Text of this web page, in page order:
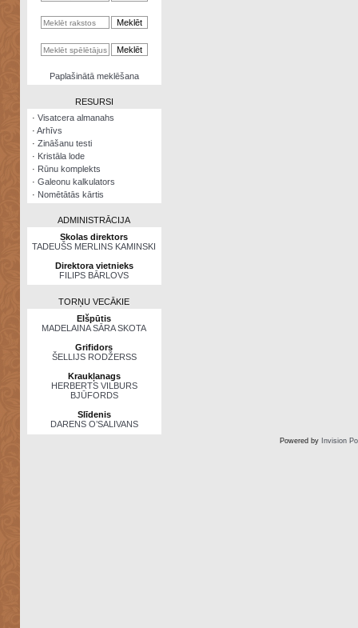
kalkulators
NomētātāsPaplašinātā meklēšana
RESURSI
· Visatcera almanahs
· Arhīvs
· Zināšanu testi
· Kristāla lode
· Rūnu komplekts
· Galeonu kalkulators
· Nomētātās kārtis
ADMINISTRĀCIJA
Skolas direktors
TADEUŠS MERLINS KAMINSKI
Direktora vietnieks
FILIPS BĀRLOVS
TORŅU VECĀKIE
Elšpūtis
MADELAINA SĀRA SKOTA
Grifidors
ŠELLIJS RODŽERSS
Kraukļanags
HERBERTS VILBURS
BJŪFORDS
Slīdenis
DARENS O’SALIVANS
Powered by Invision